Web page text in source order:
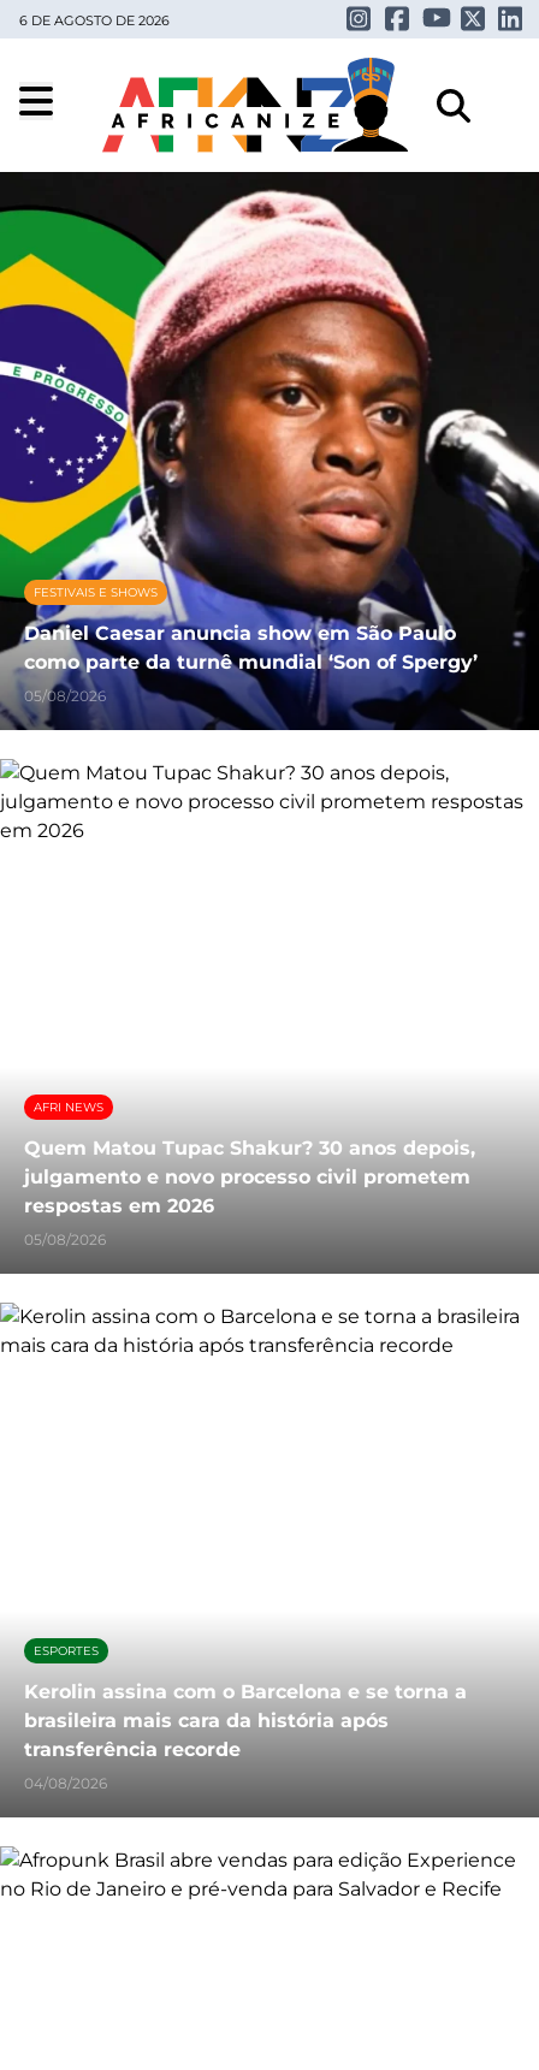
6 DE AGOSTO DE 2026
FESTIVAIS E SHOWS
Daniel Caesar anuncia show em São Paulo
como parte da turnê mundial ‘Son of Spergy’
05/08/2026
AFRI NEWS
Quem Matou Tupac Shakur? 30 anos depois,
julgamento e novo processo civil prometem
respostas em 2026
05/08/2026
ESPORTES
Kerolin assina com o Barcelona e se torna a
brasileira mais cara da história após
transferência recorde
04/08/2026